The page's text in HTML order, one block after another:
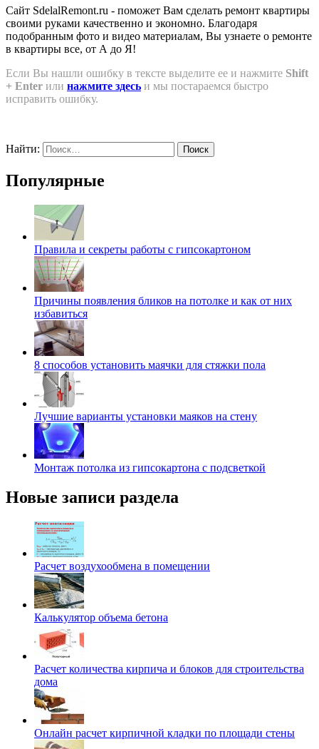
Сайт SdelalRemont.ru - поможет Вам сделать ремонт квартиры
своими руками качественно и экономно. Благодаря
подобранным фото и видео материалам, Вы узнаете о ремонте
в квартиры все, от А до Я!
Если Вы нашли ошибку в тексте выделите ее и нажмите Shift
+ Enter или нажмите здесь и мы постараемся быстро
исправить ошибку.
Найти:
Популярные
Правила и секреты работы с гипсокартоном
Причины появления бликов на потолке и как от них
избавиться
8 способов установить маячки для стяжки пола
Лучшие варианты установки маяков на стену
Монтаж потолка из гипсокартона с подсветкой
Новые записи раздела
Расчет воздухообмена в помещении
Калькулятор объема бетона
Расчет количества кирпича и блоков для строительства
дома
Онлайн расчет кирпичной кладки по площади стены